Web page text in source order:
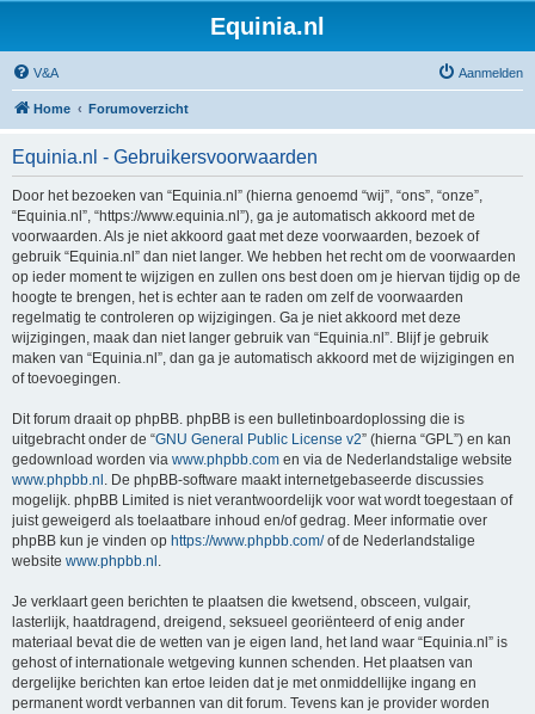
Equinia.nl
V&A Aanmelden
Home Forumoverzicht
Equinia.nl - Gebruikersvoorwaarden
Door het bezoeken van “Equinia.nl” (hierna genoemd “wij”, “ons”, “onze”,
“Equinia.nl”, “https://www.equinia.nl”), ga je automatisch akkoord met de
voorwaarden. Als je niet akkoord gaat met deze voorwaarden, bezoek of
gebruik “Equinia.nl” dan niet langer. We hebben het recht om de voorwaarden
op ieder moment te wijzigen en zullen ons best doen om je hiervan tijdig op de
hoogte te brengen, het is echter aan te raden om zelf de voorwaarden
regelmatig te controleren op wijzigingen. Ga je niet akkoord met deze
wijzigingen, maak dan niet langer gebruik van “Equinia.nl”. Blijf je gebruik
maken van “Equinia.nl”, dan ga je automatisch akkoord met de wijzigingen en
of toevoegingen.
Dit forum draait op phpBB. phpBB is een bulletinboardoplossing die is
uitgebracht onder de “GNU General Public License v2” (hierna “GPL”) en kan
gedownload worden via www.phpbb.com en via de Nederlandstalige website
www.phpbb.nl . De phpBB-software maakt internetgebaseerde discussies
mogelijk. phpBB Limited is niet verantwoordelijk voor wat wordt toegestaan of
juist geweigerd als toelaatbare inhoud en/of gedrag. Meer informatie over
phpBB kun je vinden op https://www.phpbb.com/of de Nederlandstalige
website www.phpbb.nl .
Je verklaart geen berichten te plaatsen die kwetsend, obsceen, vulgair,
lasterlijk, haatdragend, dreigend, seksueel georiënteerd of enig ander
materiaal bevat die de wetten van je eigen land, het land waar “Equinia.nl” is
gehost of internationale wetgeving kunnen schenden. Het plaatsen van
dergelijke berichten kan ertoe leiden dat je met onmiddellijke ingang en
permanent wordt verbannen van dit forum. Tevens kan je provider worden